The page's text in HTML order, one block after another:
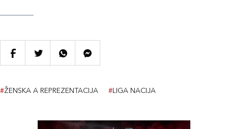
#ŽENSKA A REPREZENTACIJA #LIGA NACIJA